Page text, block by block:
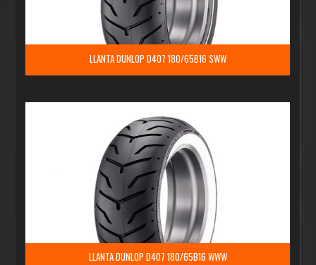
LLANTA DUNLOP D407 180/65B16 SWW
LLANTA DUNLOP D407 180/65B16 WWW